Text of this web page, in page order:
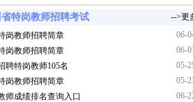
省特岗教师招聘考试
-->更
岗教师招聘简章
06-
岗教师招聘简章
06-
聘特岗教师105名
05-
岗教师招聘简章
05-
师成绩排名查询入口
06-